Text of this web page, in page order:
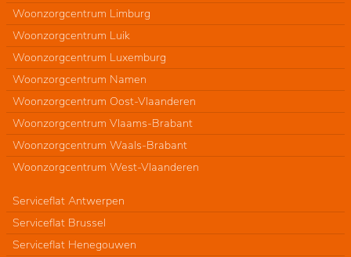
Woonzorgcentrum Limburg
Woonzorgcentrum Luik
Woonzorgcentrum Luxemburg
Woonzorgcentrum Namen
Woonzorgcentrum Oost-Vlaanderen
Woonzorgcentrum Vlaams-Brabant
Woonzorgcentrum Waals-Brabant
Woonzorgcentrum West-Vlaanderen
Serviceflat Antwerpen
Serviceflat Brussel
Serviceflat Henegouwen